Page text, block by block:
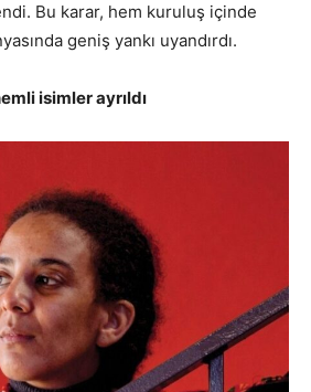
Bu karar, hem kuruluş içinde
geniş yankı uyandırdı.
isimler ayrıldı